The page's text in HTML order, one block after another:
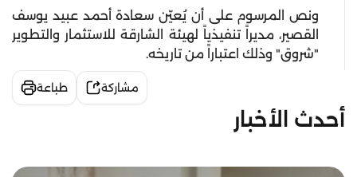
ونص المرسوم على أن يُعيّن سعادة أحمد عبيد يوسف
القصير، مديراً تنفيذياً لهيئة الشارقة للاستثمار والتطوير
"شروق" وذلك اعتباراً من تاريخه.
مشاركة طباعة
أحدث الأخبار